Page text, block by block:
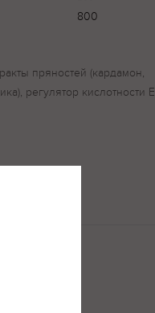
800
пряностей (кардамон,
регулятор кислотности Е